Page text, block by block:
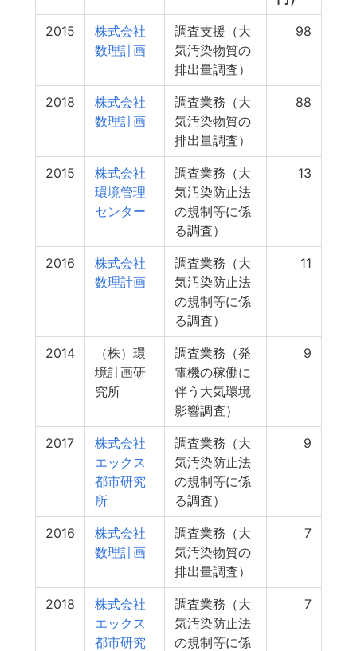
2015
株式会社
数理計画
調査支援（大
気汚染物質の
排出量調査）
98
2018
株式会社
数理計画
調査業務（大
気汚染物質の
排出量調査）
88
2015
株式会社
環境管理
センター
調査業務（大
気汚染防止法
の規制等に係
る調査）
13
2016
株式会社
数理計画
調査業務（大
気汚染防止法
の規制等に係
る調査）
11
2014
（株）環
境計画研
究所
調査業務（発
電機の稼働に
伴う大気環境
影響調査）
9
2017
株式会社
エックス
都市研究
所
調査業務（大
気汚染防止法
の規制等に係
る調査）
9
2016
株式会社
数理計画
調査業務（大
気汚染物質の
排出量調査）
7
2018
株式会社
エックス
都市研究
調査業務（大
気汚染防止法
の規制等に係
7